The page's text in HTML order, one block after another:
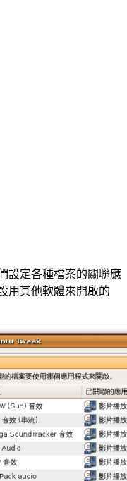
設定各種檔案的關聯應
用其他軟體來開啟的